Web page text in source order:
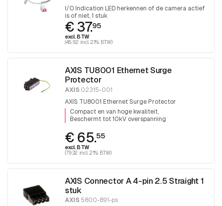
I/O Indication LED herkennen of de camera actief
is of niet, 1 stuk
€ 37.95
excl. BTW
(45.92 incl. 21% BTW)
AXIS TU8001 Ethernet Surge
Protector
AXIS 02315-001
AXIS TU8001 Ethernet Surge Protector
Compact en van hoge kwaliteit
Beschermt tot 10kV overspanning
€ 65.55
excl. BTW
(79.32 incl. 21% BTW)
AXIS Connector A 4-pin 2.5 Straight 1
stuk
AXIS 5800-891-ps